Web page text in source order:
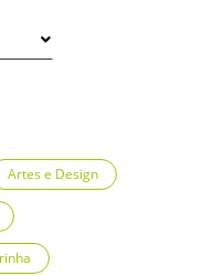
Artes e Design